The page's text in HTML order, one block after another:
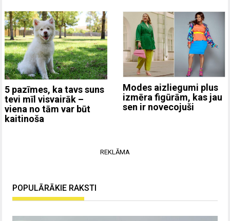
5 pazīmes, ka tavs suns
tevi mīl visvairāk –
viena no tām var būt
kaitinoša
Modes aizliegumi plus
izmēra figūrām, kas jau
sen ir novecojuši
REKLĀMA
POPULĀRĀKIE RAKSTI